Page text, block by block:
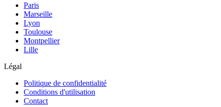
Paris
Marseille
Lyon
Toulouse
Montpellier
Lille
Légal
Politique de confidentialité
Conditions d'utilisation
Contact